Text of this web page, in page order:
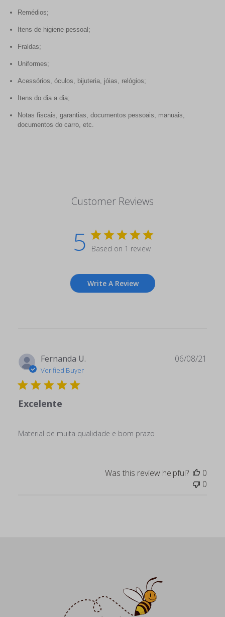
Remédios;
Itens de higiene pessoal;
Fraldas;
Uniformes;
Acessórios, óculos, bijuteria, jóias, relógios;
Itens do dia a dia;
Notas fiscais, garantias, documentos pessoais, manuais,
documentos do carro, etc.
Customer Reviews
5 Based on 1 review
Write A Review
Fernanda U.
Verified Buyer
Excelente
Material de muita qualidade e bom prazo
06/08/21
Was this review helpful?
0
0